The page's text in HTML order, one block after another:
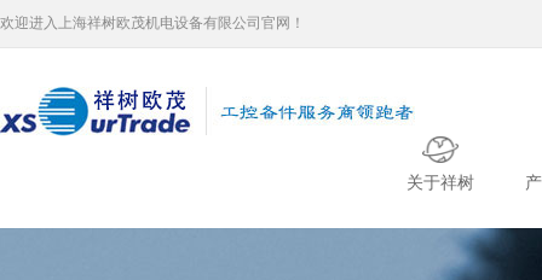
欢迎进入上海祥树欧茂机电设备有限公司官网！
关于祥树